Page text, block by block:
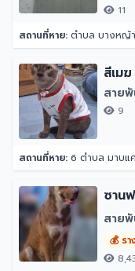
11
สถานที่หาย: ตำบล บางหญ้า
สีเมฆ
สาย
9
สถานที่หาย: 6 ตำบล มาบแ
ซาน
สาย
💰 ร